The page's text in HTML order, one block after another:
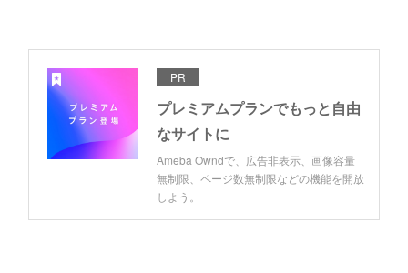
PR
プレミアムプランでもっと自由
なサイトに
Ameba Owndで、広告非表示、画像容量
無制限、ページ数無制限などの機能を開放
しよう。